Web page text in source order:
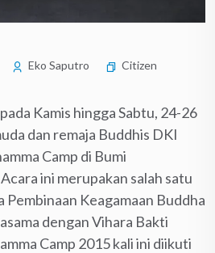
Eko Saputro
Citizen
Kamis hingga Sabtu, 24-26
dan remaja Buddhis DKI
Camp di Bumi
ini merupakan salah satu
Pembinaan Keagamaan Buddha
dengan Vihara Bakti
Camp 2015 kali ini diikuti